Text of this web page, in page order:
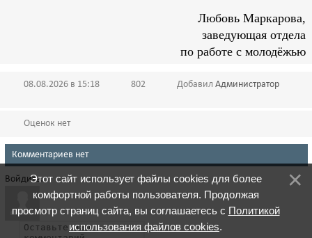
Любовь Маркарова,
заведующая отдела
по работе с молодёжью
08.08.2026 в 15:18 802 Добавил Администратор
Оценок нет
Комментариев нет
Войдите:Этот сайт использует файлы cookies для более
комфортной работы пользователя. Продолжая
просмотр страниц сайта, вы соглашаетесь с Политикой
использования файлов cookies.